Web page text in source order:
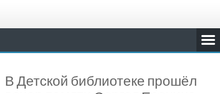
В Детской библиотеке прошёл